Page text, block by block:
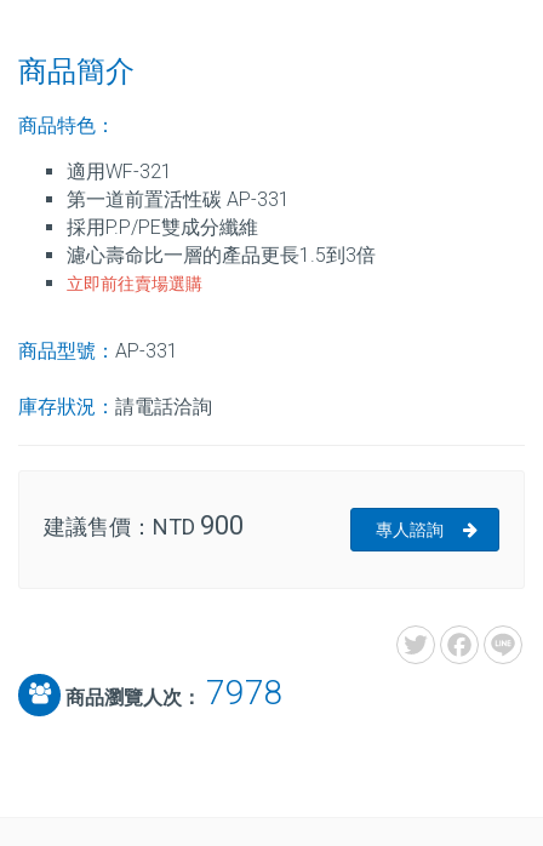
商品簡介
商品特色：
適用WF-321
第一道前置活性碳 AP-331
採用P.P/PE雙成分纖維
濾心壽命比一層的產品更長1.5到3倍
立即前往賣場選購
商品型號： AP-331
庫存狀況： 請電話洽詢
建議售價： NTD 900 專人諮詢
商品瀏覽人次： 7978